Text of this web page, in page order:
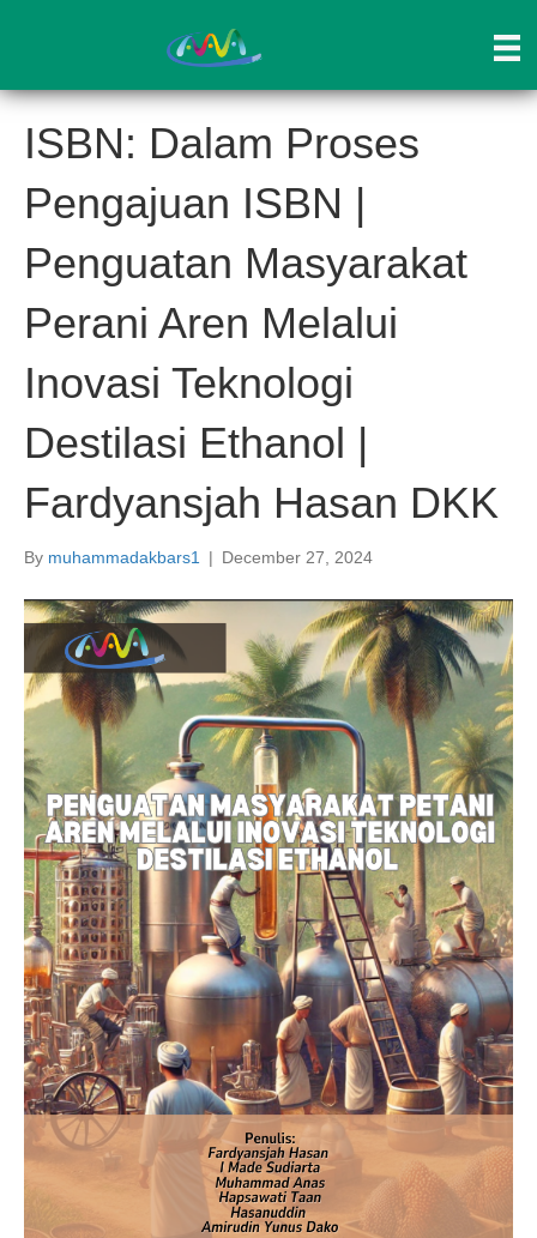
ISBN: Dalam Proses
Pengajuan ISBN |
Penguatan Masyarakat
Perani Aren Melalui
Inovasi Teknologi
Destilasi Ethanol |
Fardyansjah Hasan DKK
By muhammadakbars1 | December 27, 2024